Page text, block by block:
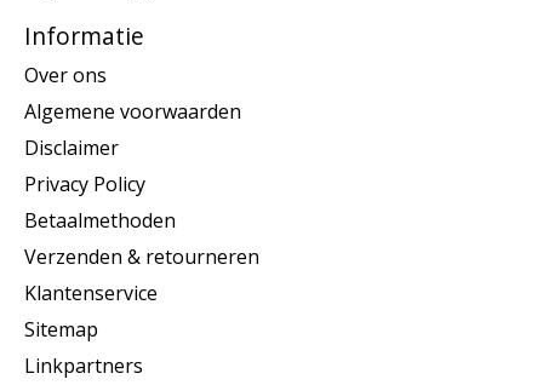
Informatie
Over ons
Algemene voorwaarden
Disclaimer
Privacy Policy
Betaalmethoden
Verzenden & retourneren
Klantenservice
Sitemap
Linkpartners